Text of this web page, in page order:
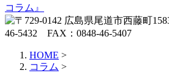
HOME >
コラム >